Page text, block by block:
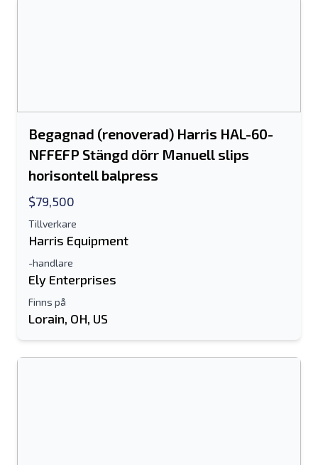
E-postadress
Mobil
Skicka
Begagnad (renoverad) Harris HAL-60-
NFFEFP Stängd dörr Manuell slips
horisontell balpress
$79,500
Tillverkare
Harris Equipment
-handlare
Ely Enterprises
Finns på
Lorain, OH, US
Textlista till mobil enhet
Ditt fullständiga namn
ytterligare information